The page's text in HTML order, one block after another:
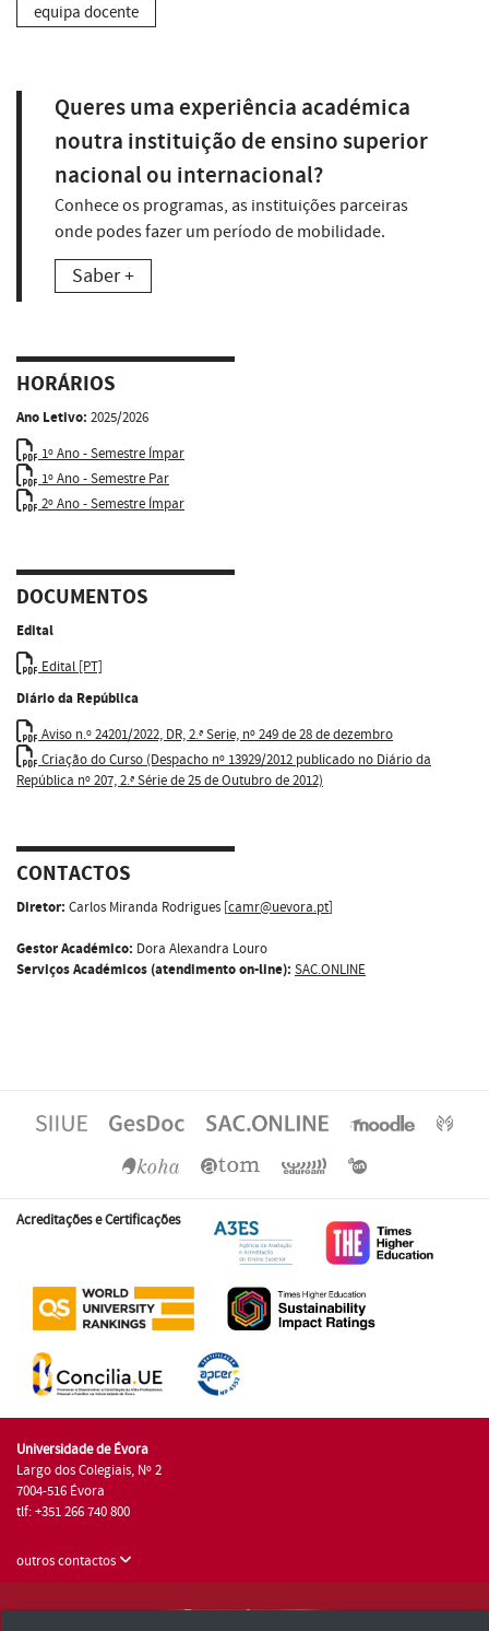
equipa docente
Queres uma experiência académica
noutra instituição de ensino superior
nacional ou internacional?
Conhece os programas, as instituições parceiras
onde podes fazer um período de mobilidade.
Saber +
HORÁRIOS
Ano Letivo: 2025/2026
1º Ano - Semestre Ímpar
1º Ano - Semestre Par
2º Ano - Semestre Ímpar
DOCUMENTOS
Edital
Edital [PT]
Diário da República
Aviso n.º 24201/2022, DR, 2.ª Serie, nº 249 de 28 de dezembro
Criação do Curso (Despacho nº 13929/2012 publicado no Diário da
República nº 207, 2.ª Série de 25 de Outubro de 2012)
CONTACTOS
Diretor: Carlos Miranda Rodrigues [camr@uevora.pt]
Gestor Académico: Dora Alexandra Louro
Serviços Académicos (atendimento on-line): SAC.ONLINE
Acreditações e Certificações
Universidade de Évora
Largo dos Colegiais, Nº 2
7004-516 Évora
tlf: +351 266 740 800
outros contactos